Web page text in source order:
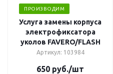
ПРОИЗВОДИМ
Услуга замены корпуса
электрофиксатора
уколов FAVERO/FLASH
Артикул: 103984
650 руб./шт